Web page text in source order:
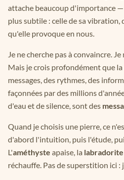
attache beaucoup d'importance
plus subtile : celle de sa vibration,
qu'elle provoque en nous.
Je ne cherche pas à convaincre.
Mais je crois profondément que
messages, des rythmes, des
façonnées par des millions
d'eau et de silence, sont des
Quand je choisis une pierre, ce
d'abord l'intuition, puis l'étude,
L'améthyste apaise, la labradorite
réchauffe. Pas de superstition ici :